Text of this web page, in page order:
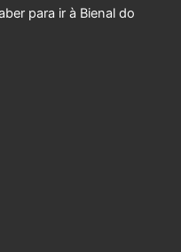
para ir à Bienal do